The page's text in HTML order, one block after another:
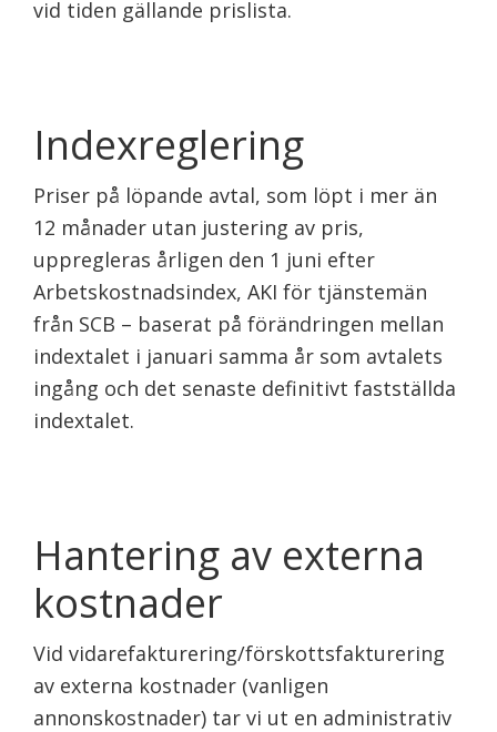
vid tiden gällande prislista.
Indexreglering
Priser på löpande avtal, som löpt i mer än
12 månader utan justering av pris,
uppregleras årligen den 1 juni efter
Arbetskostnadsindex, AKI för tjänstemän
från SCB – baserat på förändringen mellan
indextalet i januari samma år som avtalets
ingång och det senaste definitivt fastställda
indextalet.
Hantering av externa
kostnader
Vid vidarefakturering/förskottsfakturering
av externa kostnader (vanligen
annonskostnader) tar vi ut en administrativ